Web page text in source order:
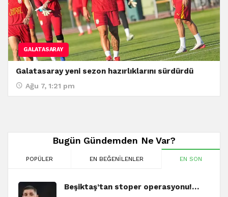
GALATASARAY
Galatasaray yeni sezon hazırlıklarını sürdürdü
Ağu 7, 1:21 pm
Bugün Gündemden Ne Var?
POPÜLER EN BEĞENILENLER EN SON
Beşiktaş’tan stoper operasyonu!…